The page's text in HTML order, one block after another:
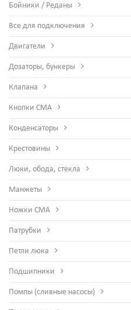
Бойники / Реданы
Все для подключения
Двигатели
Дозаторы, бункеры
Клапана
Кнопки СМА
Конденсаторы
Крестовины
Люки, обода, стекла
Манжеты
Ножки СМА
Патрубки
Петли люка
Подшипники
Помпы (сливные насосы)